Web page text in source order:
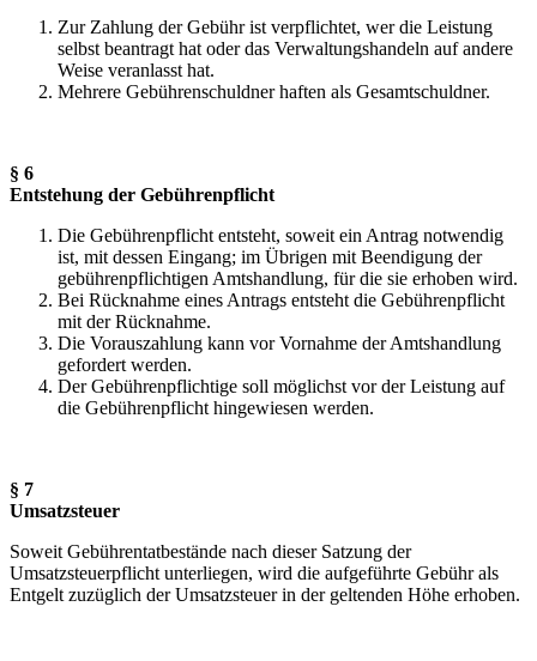
Zur Zahlung der Gebühr ist verpflichtet, wer die Leistung
selbst beantragt hat oder das Verwaltungshandeln auf andere
Weise veranlasst hat.
Mehrere Gebührenschuldner haften als Gesamtschuldner.
§ 6
Entstehung der Gebührenpflicht
Die Gebührenpflicht entsteht, soweit ein Antrag notwendig
ist, mit dessen Eingang; im Übrigen mit Beendigung der
gebührenpflichtigen Amtshandlung, für die sie erhoben wird.
Bei Rücknahme eines Antrags entsteht die Gebührenpflicht
mit der Rücknahme.
Die Vorauszahlung kann vor Vornahme der Amtshandlung
gefordert werden.
Der Gebührenpflichtige soll möglichst vor der Leistung auf
die Gebührenpflicht hingewiesen werden.
§ 7
Umsatzsteuer
Soweit Gebührentatbestände nach dieser Satzung der
Umsatzsteuerpflicht unterliegen, wird die aufgeführte Gebühr als
Entgelt zuzüglich der Umsatzsteuer in der geltenden Höhe erhoben.